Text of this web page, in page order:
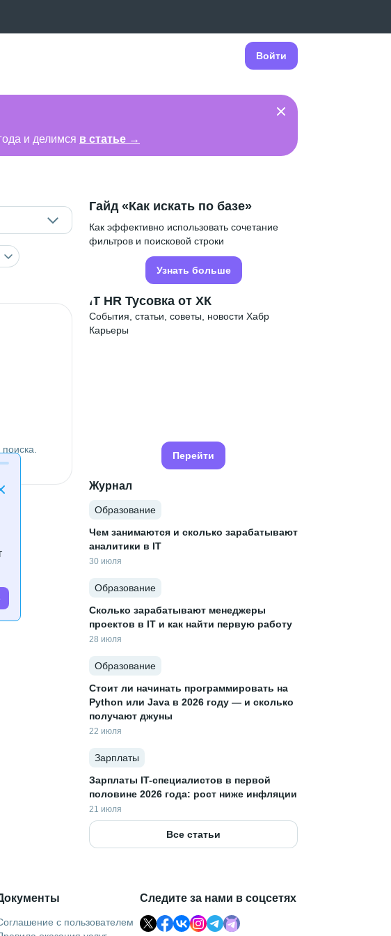
Войти
и делимся в статье →
Гайд «Как искать по базе»
Как эффективно использовать сочетание
фильтров и поисковой строки
Узнать больше
IT HR Тусовка от ХК
События, статьи, советы, новости Хабр
Карьеры
Перейти
Журнал
Образование
Чем занимаются и сколько зарабатывают
аналитики в IT
30 июля
Образование
Сколько зарабатывают менеджеры
проектов в IT и как найти первую работу
28 июля
Образование
Стоит ли начинать программировать на
Python или Java в 2026 году — и сколько
получают джуны
22 июля
Зарплаты
Зарплаты IT-специалистов в первой
половине 2026 года: рост ниже инфляции
21 июля
Все статьи
с пользователем
Следите за нами в соцсетях